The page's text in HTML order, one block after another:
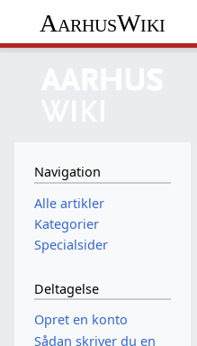
AarhusWiki
Navigation
Alle artikler
Kategorier
Specialsider
Deltagelse
Opret en konto
Sådan skriver du en